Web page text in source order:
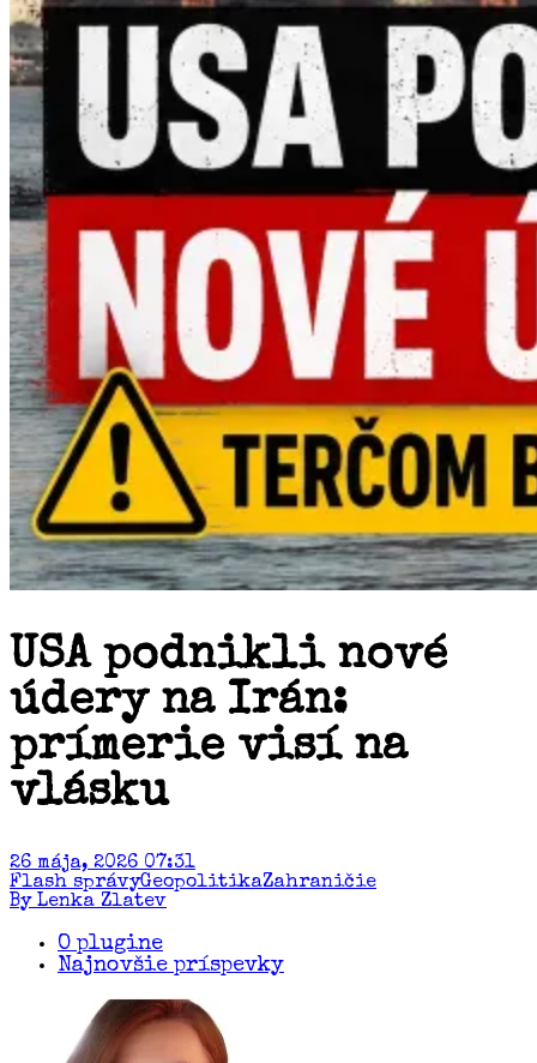
USA podnikli nové
údery na Irán:
prímerie visí na
vlásku
26 mája, 2026 07:31
Flash správyGeopolitikaZahraničie
By Lenka Zlatev
O plugine
Najnovšie príspevky